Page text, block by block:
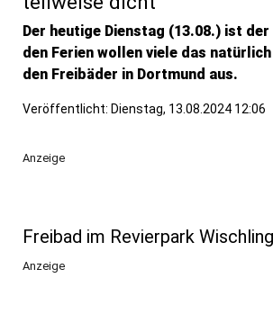
Der heutige Dienstag (13.08.) ist
den Ferien wollen viele das
den Freibäder in Dortmund aus.
Veröffentlicht: Dienstag, 13.08.2024 12:06
Anzeige
Freibad im Revierpark
Anzeige